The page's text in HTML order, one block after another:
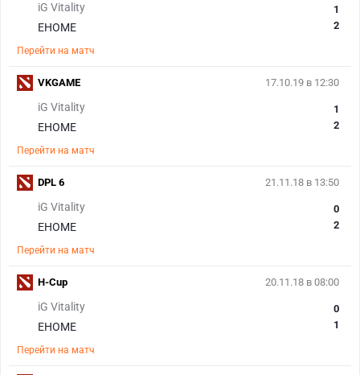
iG Vitality
EHOME
1
2
Перейти на матч
17.10.19 в 12:30
iG Vitality
EHOME
1
2
Перейти на матч
VKGAME
21.11.18 в 13:50
iG Vitality
EHOME
0
2
Перейти на матч
DPL 6
20.11.18 в 08:00
iG Vitality
EHOME
0
1
Перейти на матч
H-Cup